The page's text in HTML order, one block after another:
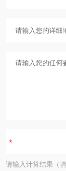
请输入计算结果（